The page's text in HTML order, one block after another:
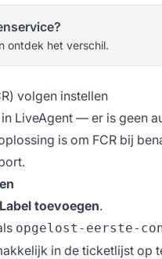
ontdek het verschil.
volgen instellen
LiveAgent — er is geen
is om FCR bij
toevoegen.
opgelost-eerste-
in de ticketlijst op